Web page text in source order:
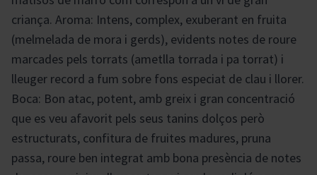
criança. Aroma: Intens, complex, exuberant en fruita
(melmelada de mora i gerds), evidents notes de roure
marcades pels torrats (ametlla torrada i pa torrat) i
lleuger record a fum sobre fons especiat de clau i llorer.
Boca: Bon atac, potent, amb greix i gran concentració
que es veu afavorit pels seus tanins dolços però
estructurats, confitura de fruites madures, pruna
passa, roure ben integrat amb bona presència de notes